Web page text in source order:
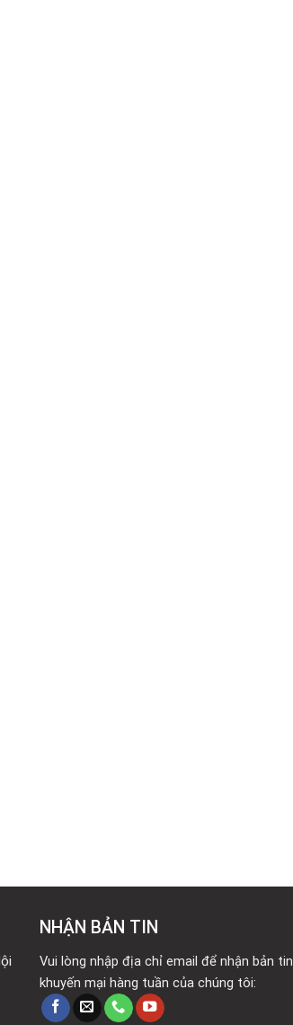
NHẬN BẢN TIN
Vui lòng nhập địa chỉ email để nhận bản tin
khuyến mại hàng tuần của chúng tôi: